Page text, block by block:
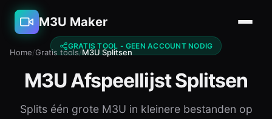
M3U Maker
Home/Gratis tools/M3U Splitsen
GRATIS TOOL - GEEN ACCOUNT NODIG
M3U Afspeellijst Splitsen
Splits één grote M3U in kleinere bestanden op